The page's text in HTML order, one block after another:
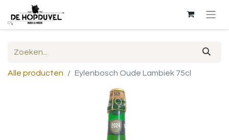
Alle producten Eylenbosch Oude Lambiek 75cl